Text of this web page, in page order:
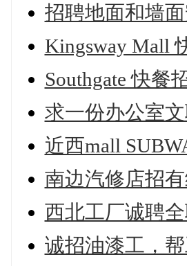
招聘地面和墙
Kingsway Mall
Southgate 快餐
求一份办公室
近西mall
南边汽修店招
西北工厂诚聘
诚招油漆工，